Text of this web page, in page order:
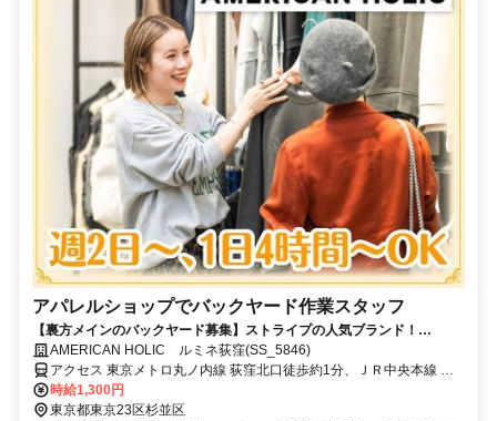
アパレルショップでバックヤード作業スタッフ
【裏方メインのバックヤード募集】ストライプの人気ブランド！
AMERICAN HOLIC／アメリカンホリック♪
AMERICAN HOLIC ルミネ荻窪(SS_5846)
アクセス 東京メトロ丸ノ内線 荻窪北口徒歩約1分、ＪＲ中央本線 荻
窪北口徒歩約1分、東京メトロ丸ノ内線 南阿佐ヶ谷1番口徒歩約20分
時給1,300円
東京都東京23区杉並区